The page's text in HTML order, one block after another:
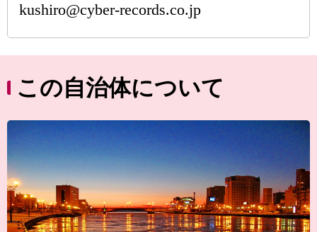
kushiro@cyber-records.co.jp
この自治体について